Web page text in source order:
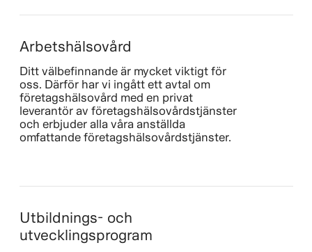
Arbetshälsovård
Ditt välbefinnande är mycket viktigt för
oss. Därför har vi ingått ett avtal om
företagshälsovård med en privat
leverantör av företagshälsovårdstjänster
och erbjuder alla våra anställda
omfattande företagshälsovårdstjänster.
Utbildnings- och
utvecklingsprogram